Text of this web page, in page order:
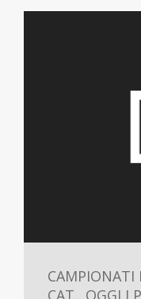
CAT., OGGI I